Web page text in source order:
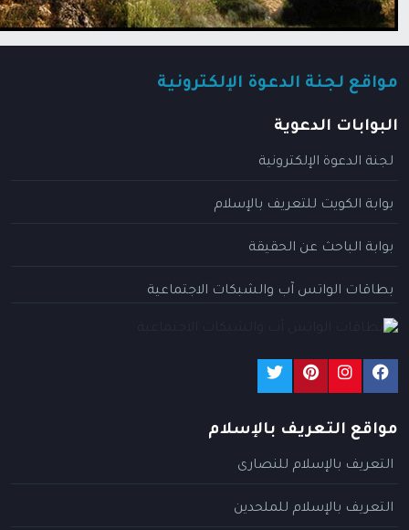
مواقع لجنة الدعوة الإلكترونية
البوابات الدعوية
لجنة الدعوة الإلكترونية
بوابة الكويت للتعريف بالإسلام
بوابة الباحث عن الحقيقة
بطاقات الواتس آب والشبكات الاجتماعية
مواقع التعريف بالإسلام
التعريف بالإسلام للنصارى
التعريف بالإسلام للملحدين